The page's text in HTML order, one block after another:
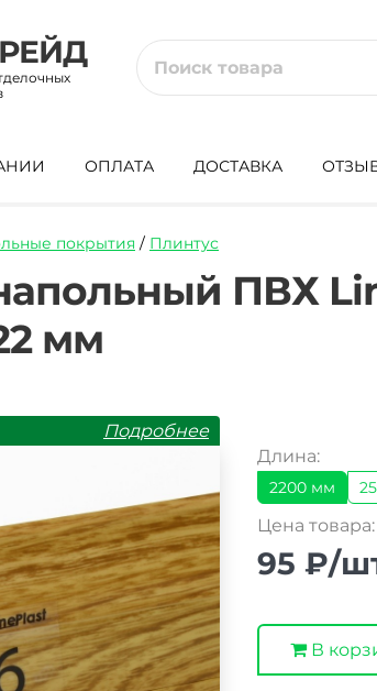
ОПЛАТА ДОСТАВКА
покрытия / Плинтус
id/normal/plintus-
ПВХ
мм
Подробнее
Длина:
2200 мм
Цена товара:
95 ₽/
В